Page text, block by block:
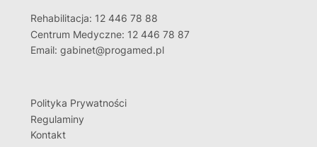
Rehabilitacja: 12 446 78 88
Centrum Medyczne: 12 446 78 87
Email: gabinet@progamed.pl
Polityka Prywatności
Regulaminy
Kontakt